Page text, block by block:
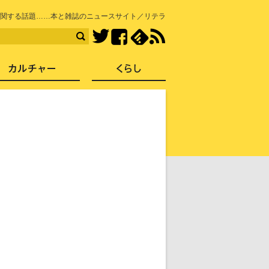
する話題……本と雑誌のニュースサイト／リテラ
TwitterFacebook
社会